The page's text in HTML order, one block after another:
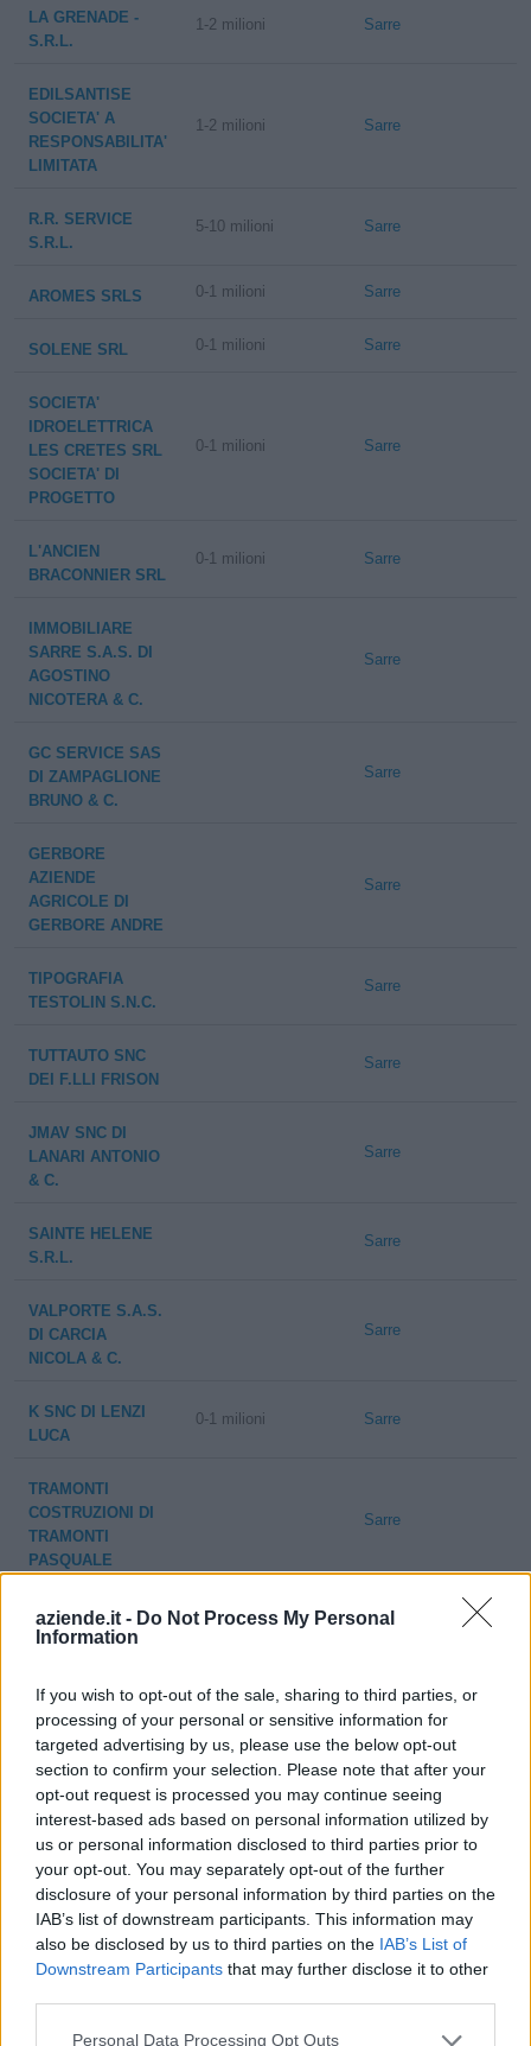
aziende.it - Do Not Process My Personal
Information
If you wish to opt-out of the sale, sharing to third parties, or
processing of your personal or sensitive information for
targeted advertising by us, please use the below opt-out
section to confirm your selection. Please note that after your
opt-out request is processed you may continue seeing
interest-based ads based on personal information utilized by
us or personal information disclosed to third parties prior to
your opt-out. You may separately opt-out of the further
disclosure of your personal information by third parties on the
IAB’s list of downstream participants. This information may
also be disclosed by us to third parties on the IAB’s List of
Downstream Participants that may further disclose it to other
Personal Data Processing Opt Outs
LA GRENADE -
S.R.L.
1-2 milioni Sarre
EDILSANTISE
SOCIETA' A
RESPONSABILITA'
LIMITATA
1-2 milioni Sarre
R.R. SERVICE
S.R.L.
5-10 milioni Sarre
AROMES SRLS 0-1 milioni Sarre
SOLENE SRL 0-1 milioni Sarre
SOCIETA'
IDROELETTRICA
LES CRETES SRL
SOCIETA' DI
PROGETTO
0-1 milioni Sarre
L'ANCIEN
BRACONNIER SRL
0-1 milioni Sarre
IMMOBILIARE
SARRE S.A.S. DI
AGOSTINO
NICOTERA & C.
Sarre
GC SERVICE SAS
DI ZAMPAGLIONE
BRUNO & C.
Sarre
GERBORE
AZIENDE
AGRICOLE DI
GERBORE ANDRE
Sarre
TIPOGRAFIA
TESTOLIN S.N.C.
Sarre
TUTTAUTO SNC
DEI F.LLI FRISON
Sarre
JMAV SNC DI
LANARI ANTONIO
& C.
Sarre
SAINTE HELENE
S.R.L.
Sarre
VALPORTE S.A.S.
DI CARCIA
NICOLA & C.
Sarre
K SNC DI LENZI
LUCA
0-1 milioni Sarre
TRAMONTI
COSTRUZIONI DI
TRAMONTI
PASQUALE
Sarre
AZIENDA
AGRICOLA
FEUDO DI SAN
MAURIZIO
VIVAI
VALDOSTANI
SOCIETA'
AGRICOLA
Sarre
1 2 3